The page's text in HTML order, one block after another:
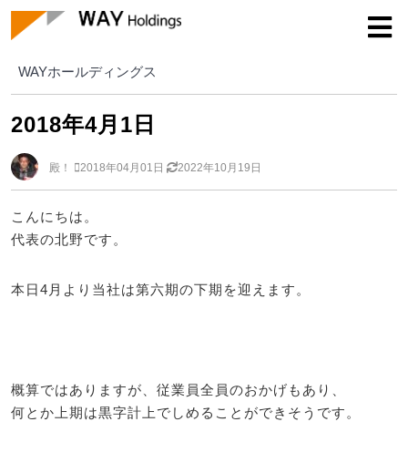
WAYホールディングス
WAYホールディングス
2018年4月1日
殿！ 2018年04月01日 2022年10月19日
こんにちは。
代表の北野です。
本日4月より当社は第六期の下期を迎えます。
概算ではありますが、従業員全員のおかげもあり、
何とか上期は黒字計上でしめることができそうです。